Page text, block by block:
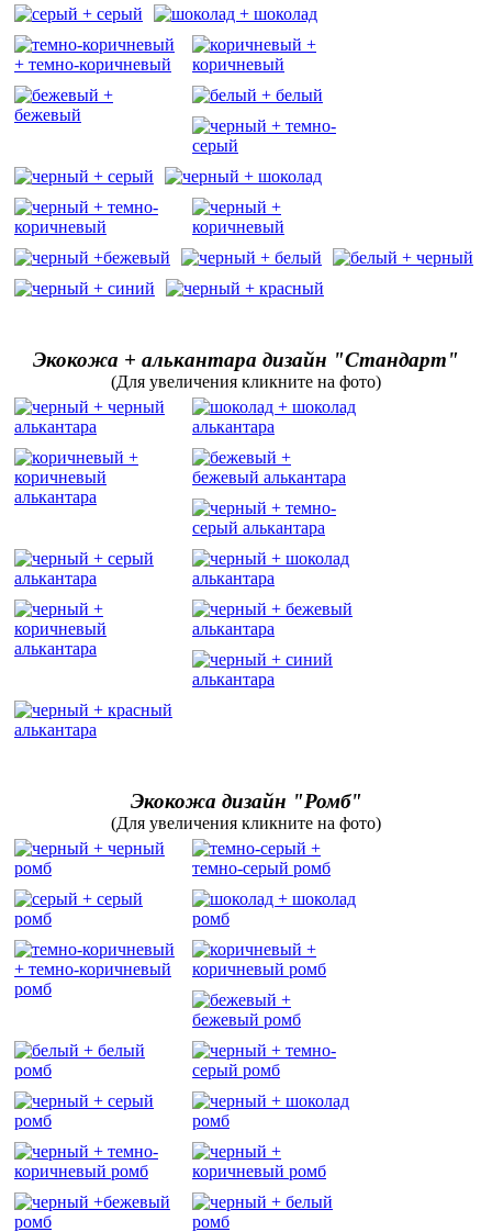
Экокожа + алькантара дизайн "Стандарт"
(Для увеличения кликните на фото)
Экокожа дизайн "Ромб"
(Для увеличения кликните на фото)